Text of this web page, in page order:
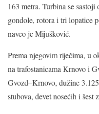
163 metra. Turbina se
gondole, rotora i tri lopatice
naveo je Mijušković.
Prema njegovim riječima, u
na trafostanicama Krnovo i
Gvozd–Krnovo, dužine
stubova, devet nosećih i šest